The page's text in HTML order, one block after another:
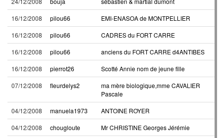
16/12/2008
pilou66
EMI-ENASOA de MONTPELLIER
16/12/2008
pilou66
CADRES du FORT CARRE
16/12/2008
pilou66
anciens du FORT CARRE d4ANTIBES
16/12/2008
pierrot26
Scotté Annie nom de jeune fille
07/12/2008
fleurdelys2
ma mère biologique,mme CAVALIER
Pascale
04/12/2008
manuela1973
ANTOINE ROYER
04/12/2008
chougloute
Mr CHRISTINE Georges Jérémie